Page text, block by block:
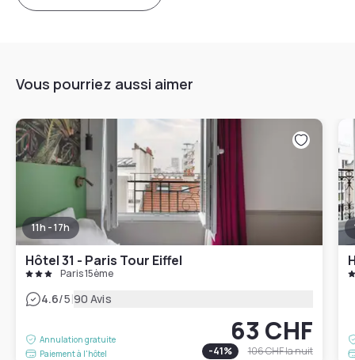
Vous pourriez aussi aimer
11h - 17h
Hôtel 31 - Paris Tour Eiffel
Paris 15ème
4.6/5|90 Avis
Annulation gratuite
Paiement à l'hôtel
63 CHF
-41% 106 CHFla nuit